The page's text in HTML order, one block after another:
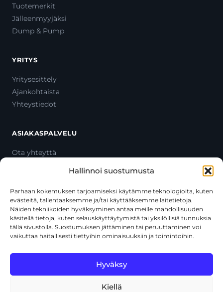
Hallinnoi suostumusta
Parhaan kokemuksen tarjoamiseksi käytämme teknologioita, kuten
evästeitä, tallentaaksemme ja/tai käyttääksemme laitetietoja.
Näiden tekniikoiden hyväksyminen antaa meille mahdollisuuden
käsitellä tietoja, kuten selauskäyttäytymistä tai yksilöllisiä tunnuksia
tällä sivustolla. Suostumuksen jättäminen tai peruuttaminen voi
vaikuttaa haitallisesti tiettyihin ominaisuuksiin ja toimintoihin.
Hyväksy
Kiellä
Tuotemerkit
Jälleenmyyjäksi
Dump & Pump
YRITYS
Yritysesittely
Ajankohtaista
Yhteystiedot
ASIAKASPALVELU
Ota yhteyttä
Toimitustavat
Usein kysytyt kysymykset
+358 44 270 3795
asiakaspalvelu@toolcat.fi
käyttöehtoja.